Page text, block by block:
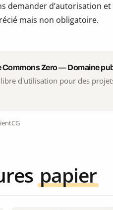
demander d’autorisation
mais non obligatoire.
Commons Zero — Domaine
d'utilisation pour des
papier